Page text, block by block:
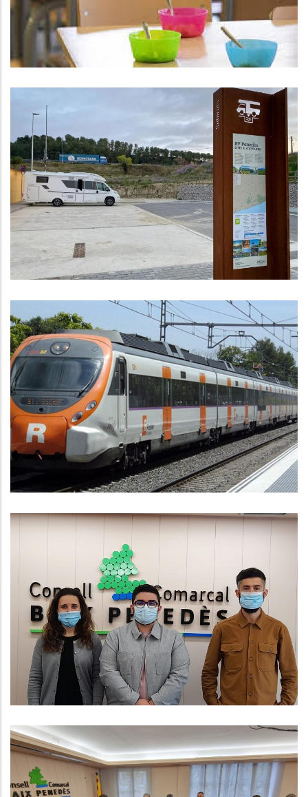
El CCBP Aprova El Projecte I La
Construcció De La Xarxa D'àrees
D'Autocaravanes
Turisme
El CCBP Lamenta Les Noves
Incidències I Retards A Rodalies
Altres
Nou Conveni De Col.laboració Per
L’ocupació Entre Ajuntaments I El
CCBP
REUNIÓ DEL CONSELL AMB LA